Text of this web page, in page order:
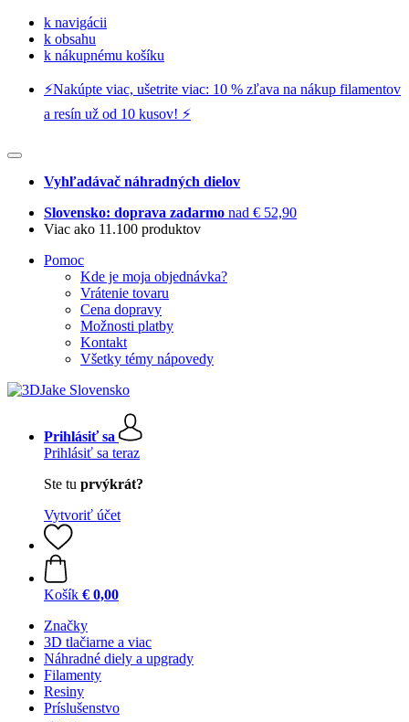
k navigácii
k obsahu
k nákupnému košíku
⚡️Nakúpte viac, ušetrite viac: 10 % zľava na nákup filamentov
a resín už od 10 kusov! ⚡️
Vyhľadávač náhradných dielov
Slovensko: doprava zadarmo nad € 52,90
Viac ako 11.100 produktov
Pomoc
Kde je moja objednávka?
Vrátenie tovaru
Cena dopravy
Možnosti platby
Kontakt
Všetky témy nápovedy
Prihlásiť sa
Prihlásiť sa teraz
Ste tu prvýkrát?
Vytvoriť účet
Košík € 0,00
Značky
3D tlačiarne a viac
Náhradné diely a upgrady
Filamenty
Resiny
Príslušenstvo